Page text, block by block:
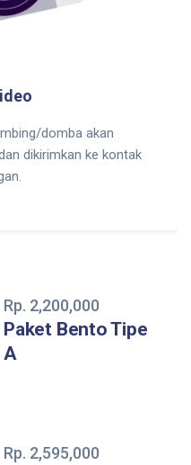
domba akan
dikirimkan ke kontak
Rp. 2,200,000
Paket Bento Tipe
A
Rp. 2,595,000